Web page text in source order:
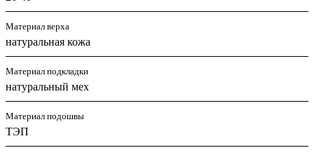
Материал верха
натуральная кожа
Материал подкладки
натуральный мех
Материал подошвы
ТЭП